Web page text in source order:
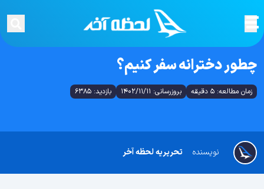
چطور دخترانه سفر کنیم؟
زمان مطالعه: 5 دقیقه بروزرسانی: 1402/11/11 بازدید: 6385
تحریریه لحظه آخر نویسنده